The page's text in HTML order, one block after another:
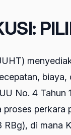
No. 4
perkara
di